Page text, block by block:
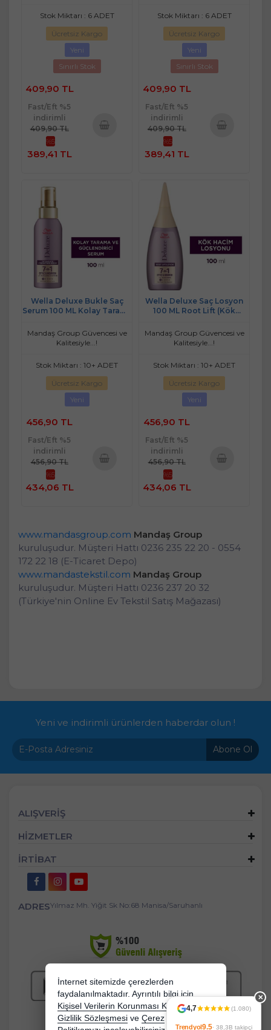
Stok Miktarı : 6 ADET
Ücretsiz Kargo
Yeni
Sınırlı Stok
409,90 TL
Fast/Eft %5
indirimli
409,90 TL
%5
389,41 TL
Stok Miktarı : 6 ADET
Ücretsiz Kargo
Yeni
Sınırlı Stok
409,90 TL
Fast/Eft %5
indirimli
409,90 TL
%5
389,41 TL
Wella Deluxe Bukle Saç
Serum 100 ML Kolay Tarama
Mandaş Group Güvencesi ve
Kalitesiyle...!
Stok Miktarı : 10+ ADET
Ücretsiz Kargo
Yeni
456,90 TL
Fast/Eft %5
indirimli
456,90 TL
%5
434,06 TL
Wella Deluxe Saç Losyon
100 ML Root Lift (Kök
Mandaş Group Güvencesi ve
Kalitesiyle...!
Stok Miktarı : 10+ ADET
Ücretsiz Kargo
Yeni
456,90 TL
Fast/Eft %5
indirimli
456,90 TL
%5
434,06 TL
www.mandasgroup.com Mandaş Group
kuruluşudur. Müşteri Hattı 0236 235 22 20 - 0554
172 22 18 (E-Ticaret Depo)
www.mandastekstil.com Mandaş Group
kuruluşudur. Müşteri Hattı 0236 237 20 32
(Türkiye'nin Online Ev Tekstil Satış Mağazası)
Yeni ve indirimli ürünlerden haberdar olun !
Abone Ol
ALIŞVERİŞ
HİZMETLER
İRTİBAT
ADRESYılmaz Mh. Yiğit Sk No:68 Manisa/Saruhanlı
4,7 (1.080)
Trendyol9.5· 38,3B takipçi
✕
İnternet sitemizde çerezlerden
faydalanılmaktadır. Ayrıntılı bilgi için
Kişisel Verilerin Korunması Kanununu,
Gizlilik Sözleşmesi ve Çerez